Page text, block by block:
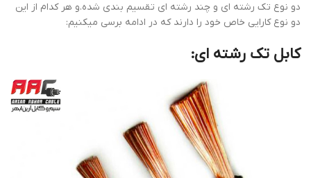
دو نوع تک رشته ای و چند رشته ای تقسیم بندی شده.و هر کدام از این
دو نوع کارایی خاص خود را دارند که در ادامه برسی میکنیم:
کابل تک رشته ای: